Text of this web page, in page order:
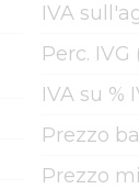
IVA
Perc. IVG
IVA su %
Prezzo
Prezzo